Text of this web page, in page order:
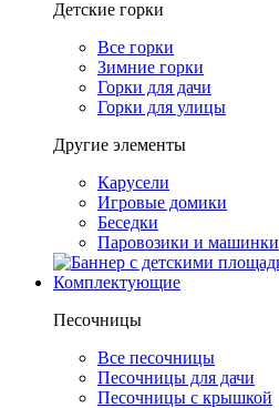
Детские горки
Все горки
Зимние горки
Горки для дачи
Горки для улицы
Другие элементы
Карусели
Игровые домики
Беседки
Паровозики и машинки
Комплектующие
Песочницы
Все песочницы
Песочницы для дачи
Песочницы с крышкой